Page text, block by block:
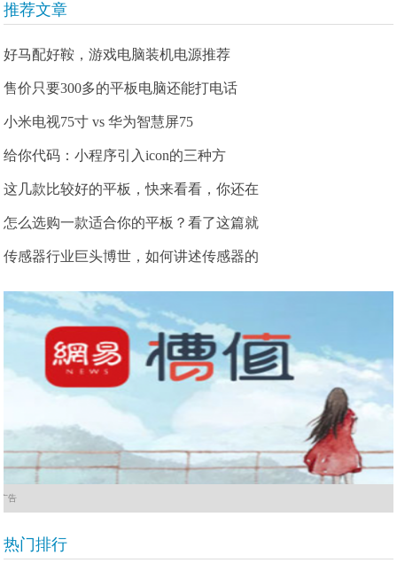
推荐文章
好马配好鞍，游戏电脑装机电源推荐
售价只要300多的平板电脑还能打电话
小米电视75寸 vs 华为智慧屏75
给你代码：小程序引入icon的三种方
这几款比较好的平板，快来看看，你还在
怎么选购一款适合你的平板？看了这篇就
传感器行业巨头博世，如何讲述传感器的
广告
热门排行